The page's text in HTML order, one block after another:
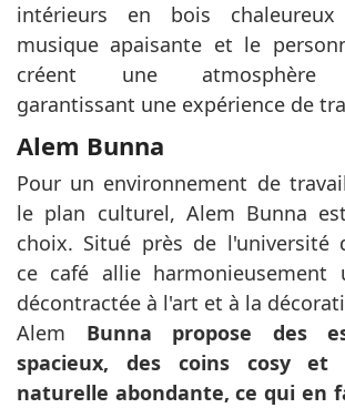
intérieurs en bois
musique apaisante et le
créent une atmosphère
garantissant une expérience de
Alem Bunna
Pour un environnement de
le plan culturel, Alem Bunna
choix. Situé près de l'université
ce café allie harmonieusement
décontractée à l'art et à la
Alem Bunna propose des
spacieux, des coins cosy et
naturelle abondante, ce qui en